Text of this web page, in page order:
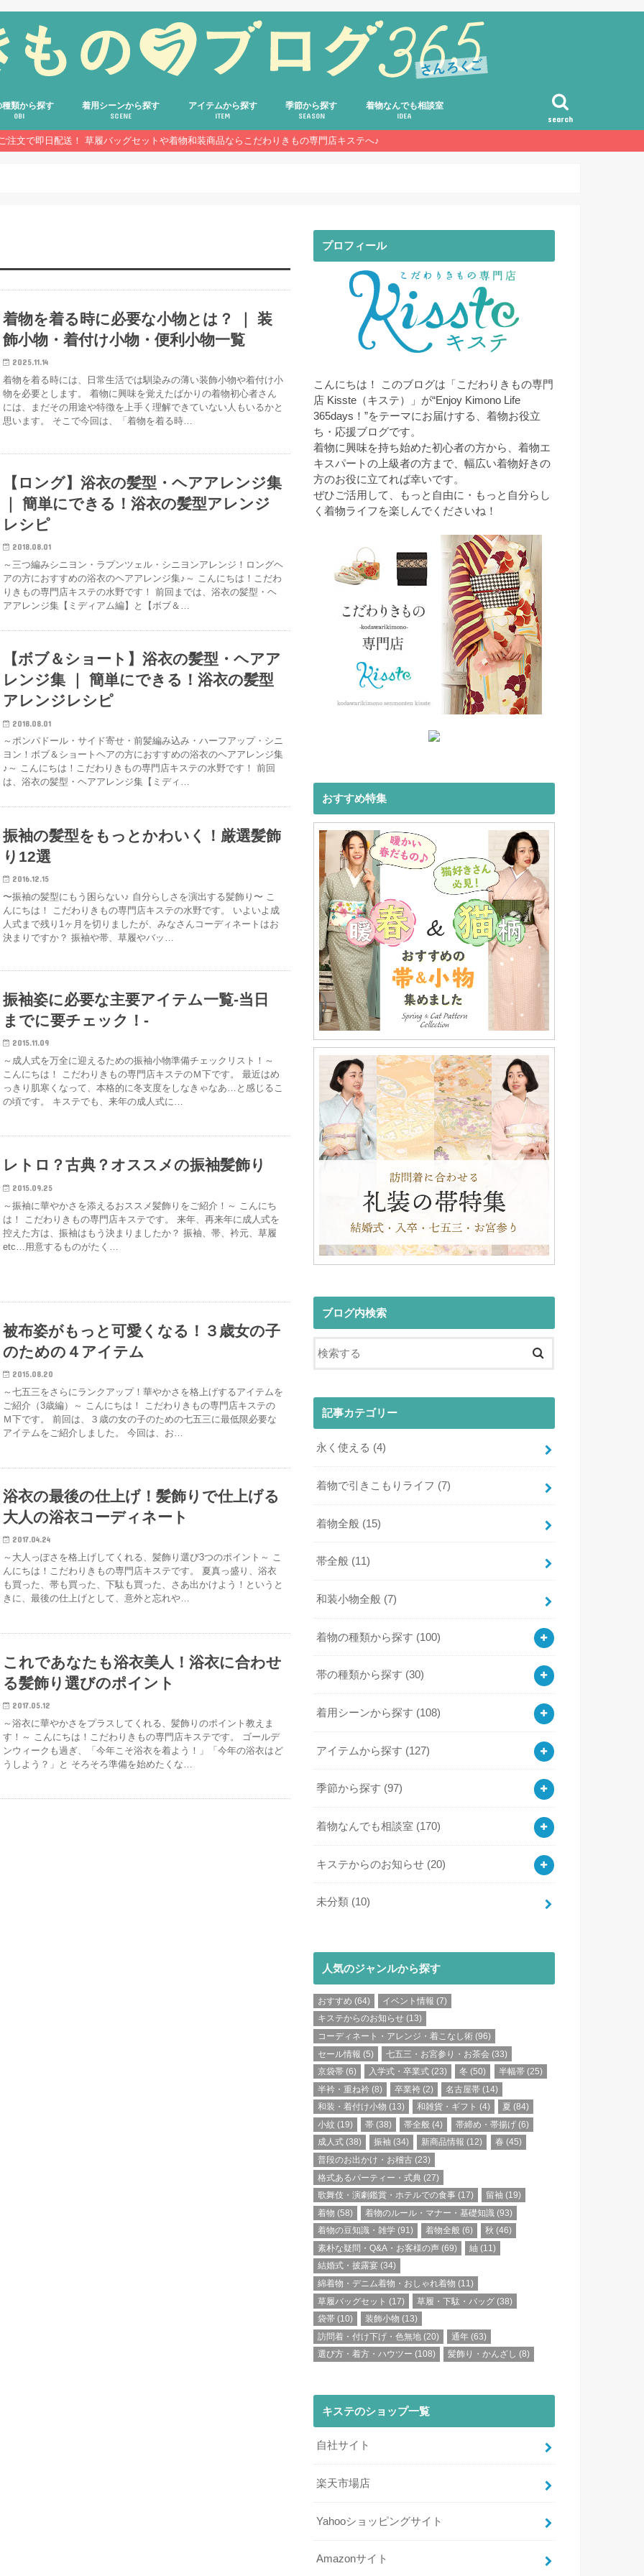
search
物
種類から探す
OBI
帯
の帯
着用シーンから探す
SCENE
結婚式・披露宴
格式あるパーティー・式典
成人式
入学式・卒業式
七五三・お宮参り・お茶会
歌舞伎・演劇鑑賞・ホテルでの食事
普段のお出かけ・お稽古
花火大会・お祭り
アイテムから探す
ITEM
着物
浴衣
帯
草履バッグセット
草履・下駄・バッグ
帯締め・帯揚げ
半衿・重ね衿
髪飾り・かんざし
装飾小物
和装・着付け小物
和雑貨・ギフト
季節から探す
SEASON
通年
春
夏
秋
冬
着物なんでも相談室
IDEA
コーディネート・アレンジ術
選び方・着方・ハウツー
着物の豆知識・雑学
着物のルール・マナー・基礎知識
素朴な疑問・Q&A・お客様の声
注文で即日配送！ 草履バッグセットや着物和装商品ならこだわりきもの専門店キステへ♪
着物を着る時に必要な小物とは？ ｜ 装
飾小物・着付け小物・便利小物一覧
2025.11.14
着物を着る時には、日常生活では馴染みの薄い装飾小物や着付け小
物を必要とします。 着物に興味を覚えたばかりの着物初心者さん
には、まだその用途や特徴を上手く理解できていない人もいるかと
思います。 そこで今回は、「着物を着る時…
【ロング】浴衣の髪型・ヘアアレンジ集
｜ 簡単にできる！浴衣の髪型アレンジ
レシピ
2018.08.01
～三つ編みシニヨン・ラプンツェル・シニヨンアレンジ！ロングヘ
アの方におすすめの浴衣のヘアアレンジ集♪～ こんにちは！こだわ
りきもの専門店キステの水野です！ 前回までは、浴衣の髪型・ヘ
アアレンジ集【ミディアム編】と【ボブ＆…
【ボブ＆ショート】浴衣の髪型・ヘアア
レンジ集 ｜ 簡単にできる！浴衣の髪型
アレンジレシピ
2018.08.01
～ポンパドール・サイド寄せ・前髪編み込み・ハーフアップ・シニ
ヨン！ボブ＆ショートヘアの方におすすめの浴衣のヘアアレンジ集
♪～ こんにちは！こだわりきもの専門店キステの水野です！ 前回
は、浴衣の髪型・ヘアアレンジ集【ミディ…
振袖の髪型をもっとかわいく！厳選髪飾
り12選
2016.12.15
〜振袖の髪型にもう困らない♪ 自分らしさを演出する髪飾り〜 こ
んにちは！ こだわりきもの専門店キステの水野です。 いよいよ成
人式まで残り1ヶ月を切りましたが、みなさんコーディネートはお
決まりですか？ 振袖や帯、草履やバッ…
振袖姿に必要な主要アイテム一覧-当日
までに要チェック！-
2015.11.09
～成人式を万全に迎えるための振袖小物準備チェックリスト！～
こんにちは！ こだわりきもの専門店キステのＭ下です。 最近はめ
っきり肌寒くなって、本格的に冬支度をしなきゃなあ…と感じるこ
の頃です。 キステでも、来年の成人式に…
レトロ？古典？オススメの振袖髪飾り
2015.09.25
～振袖に華やかさを添えるおススメ髪飾りをご紹介！～ こんにち
は！ こだわりきもの専門店キステです。 来年、再来年に成人式を
控えた方は、振袖はもう決まりましたか？ 振袖、帯、衿元、草履
etc…用意するものがたく…
被布姿がもっと可愛くなる！３歳女の子
のための４アイテム
2015.08.20
～七五三をさらにランクアップ！華やかさを格上げするアイテムを
ご紹介（3歳編）～ こんにちは！ こだわりきもの専門店キステの
Ｍ下です。 前回は、３歳の女の子のための七五三に最低限必要な
アイテムをご紹介しました。 今回は、お…
浴衣の最後の仕上げ！髪飾りで仕上げる
大人の浴衣コーディネート
2017.04.24
～大人っぽさを格上げしてくれる、髪飾り選び3つのポイント～ こ
んにちは！こだわりきもの専門店キステです。 夏真っ盛り、浴衣
も買った、帯も買った、下駄も買った、さあ出かけよう！というと
きに、最後の仕上げとして、意外と忘れや…
これであなたも浴衣美人！浴衣に合わせ
る髪飾り選びのポイント
2017.05.12
～浴衣に華やかさをプラスしてくれる、髪飾りのポイント教えま
す！～ こんにちは！こだわりきもの専門店キステです。 ゴールデ
ンウィークも過ぎ、「今年こそ浴衣を着よう！」「今年の浴衣はど
うしよう？」と そろそろ準備を始めたくな…
プロフィール
こんにちは！ このブログは「こだわりきもの専門
店 Kisste（キステ）」が“Enjoy Kimono Life
365days！”をテーマにお届けする、着物お役立
ち・応援ブログです。
着物に興味を持ち始めた初心者の方から、着物エ
キスパートの上級者の方まで、幅広い着物好きの
方のお役に立てれば幸いです。
ぜひご活用して、もっと自由に・もっと自分らし
く着物ライフを楽しんでくださいね！
おすすめ特集
ブログ内検索
記事カテゴリー
永く使える (4)
着物で引きこもりライフ (7)
着物全般 (15)
帯全般 (11)
和装小物全般 (7)
着物の種類から探す (100)
帯の種類から探す (30)
着用シーンから探す (108)
アイテムから探す (127)
季節から探す (97)
着物なんでも相談室 (170)
キステからのお知らせ (20)
未分類 (10)
人気のジャンルから探す
おすすめ (64) イベント情報 (7)
キステからのお知らせ (13)
コーディネート・アレンジ・着こなし術 (96)
セール情報 (5) 七五三・お宮参り・お茶会 (33)
京袋帯 (6) 入学式・卒業式 (23) 冬 (50) 半幅帯(25)
半衿・重ね衿 (8) 卒業袴 (2) 名古屋帯 (14)
和装・着付け小物 (13) 和雑貨・ギフト (4) 夏 (84)
小紋 (19) 帯 (38) 帯全般 (4) 帯締め・帯揚げ(6)
成人式 (38) 振袖 (34) 新商品情報 (12) 春 (45)
普段のお出かけ・お稽古 (23)
格式あるパーティー・式典 (27)
歌舞伎・演劇鑑賞・ホテルでの食事 (17) 留袖 (19)
着物 (58) 着物のルール・マナー・基礎知識 (93)
着物の豆知識・雑学 (91) 着物全般 (6) 秋 (46)
素朴な疑問・Q&A・お客様の声 (69) 紬 (11)
結婚式・披露宴 (34)
綿着物・デニム着物・おしゃれ着物 (11)
草履バッグセット (17) 草履・下駄・バッグ (38)
袋帯 (10) 装飾小物 (13)
訪問着・付け下げ・色無地 (20) 通年 (63)
選び方・着方・ハウツー (108) 髪飾り・かんざし (8)
キステのショップ一覧
自社サイト
楽天市場店
Yahooショッピングサイト
Amazonサイト